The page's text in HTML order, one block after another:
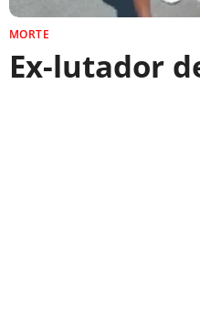
MORTE
Ex-lutador